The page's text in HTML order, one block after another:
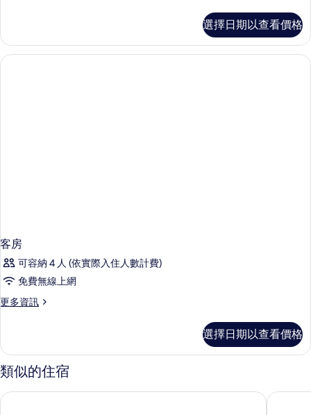
的
詳
情
選擇日期以查看價格
客房
可容納 4 人 (依實際入住人數計費)
免費無線上網
更多資訊
更
的
詳
情
選擇日期以查看價格
類似的住宿
夏日飯店 芽莊加